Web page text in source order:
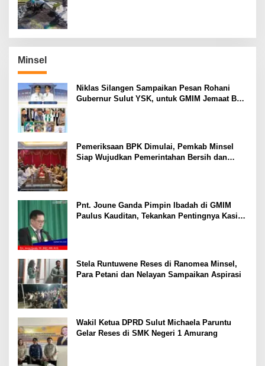
Minsel
Niklas Silangen Sampaikan Pesan Rohani
Gubernur Sulut YSK, untuk GMIM Jemaat Bait
Pemeriksaan BPK Dimulai, Pemkab Minsel
Siap Wujudkan Pemerintahan Bersih dan
Pnt. Joune Ganda Pimpin Ibadah di GMIM
Paulus Kauditan, Tekankan Pentingnya Kasih
Stela Runtuwene Reses di Ranomea Minsel,
Para Petani dan Nelayan Sampaikan Aspirasi
Wakil Ketua DPRD Sulut Michaela Paruntu
Gelar Reses di SMK Negeri 1 Amurang